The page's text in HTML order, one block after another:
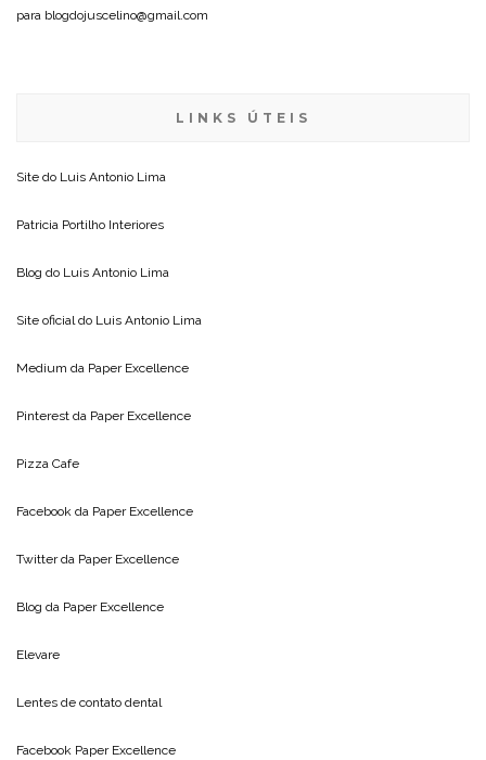
para blogdojuscelino@gmail.com
LINKS ÚTEIS
Site do Luis Antonio Lima
Patricia Portilho Interiores
Blog do Luis Antonio Lima
Site oficial do Luis Antonio Lima
Medium da Paper Excellence
Pinterest da Paper Excellence
Pizza Cafe
Facebook da Paper Excellence
Twitter da Paper Excellence
Blog da Paper Excellence
Elevare
Lentes de contato dental
Facebook Paper Excellence